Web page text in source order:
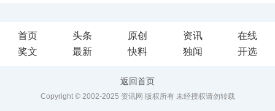
深处已被喊醒，春天的温暖势不可挡，无论是天...
历在目。然而故事却再也无法重演了。 物是人非事事休，唯有剩
首页 头条 原创 资讯
在线
奖文
最新 快料 独闻 开选
返回首页
Copyright © 2002-2025 资讯网 版权所有 未经授权请勿转载